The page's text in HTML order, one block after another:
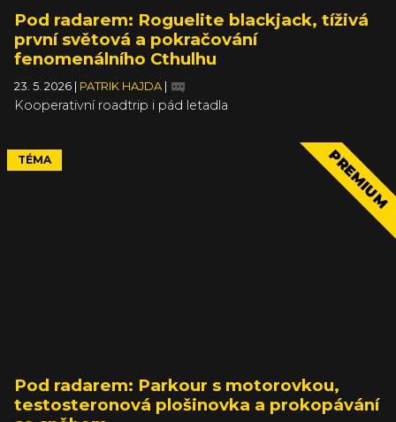
Pod radarem: Roguelite blackjack, tíživá
první světová a pokračování
fenomenálního Cthulhu
23. 5. 2026 PATRIK HAJDA
Kooperativní roadtrip i pád letadla
TÉMA PREMIUM
Pod radarem: Parkour s motorovkou,
testosteronová plošinovka a prokopávání